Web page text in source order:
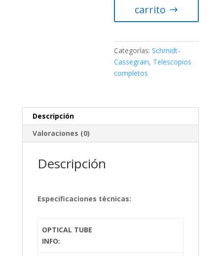
carrito
Categorías:Schmidt-
Cassegrain, Telescopios
completos
Descripción
Valoraciones (0)
Descripción
Especificaciones técnicas:
OPTICAL TUBE
INFO: